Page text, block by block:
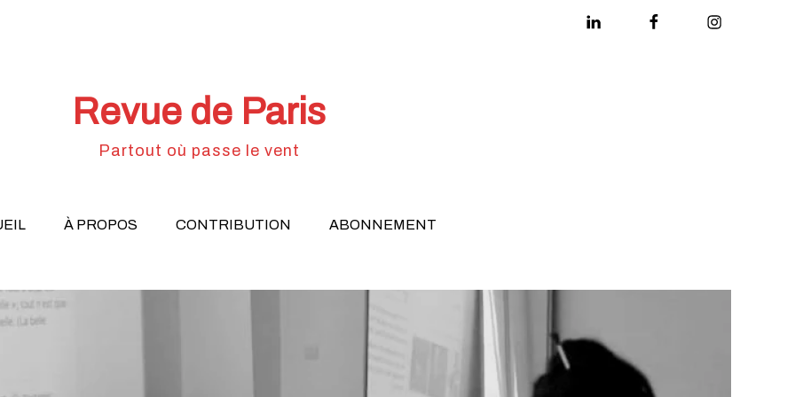
Linkedin FacebookInstagram
Revue de Paris
Partout où passe le vent
À PROPOS CONTRIBUTION ABONNEMENT